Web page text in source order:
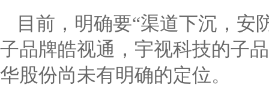
目前，明确要“渠道下沉，安
子品牌皓视通，宇视科技的子
华股份尚未有明确的定位。